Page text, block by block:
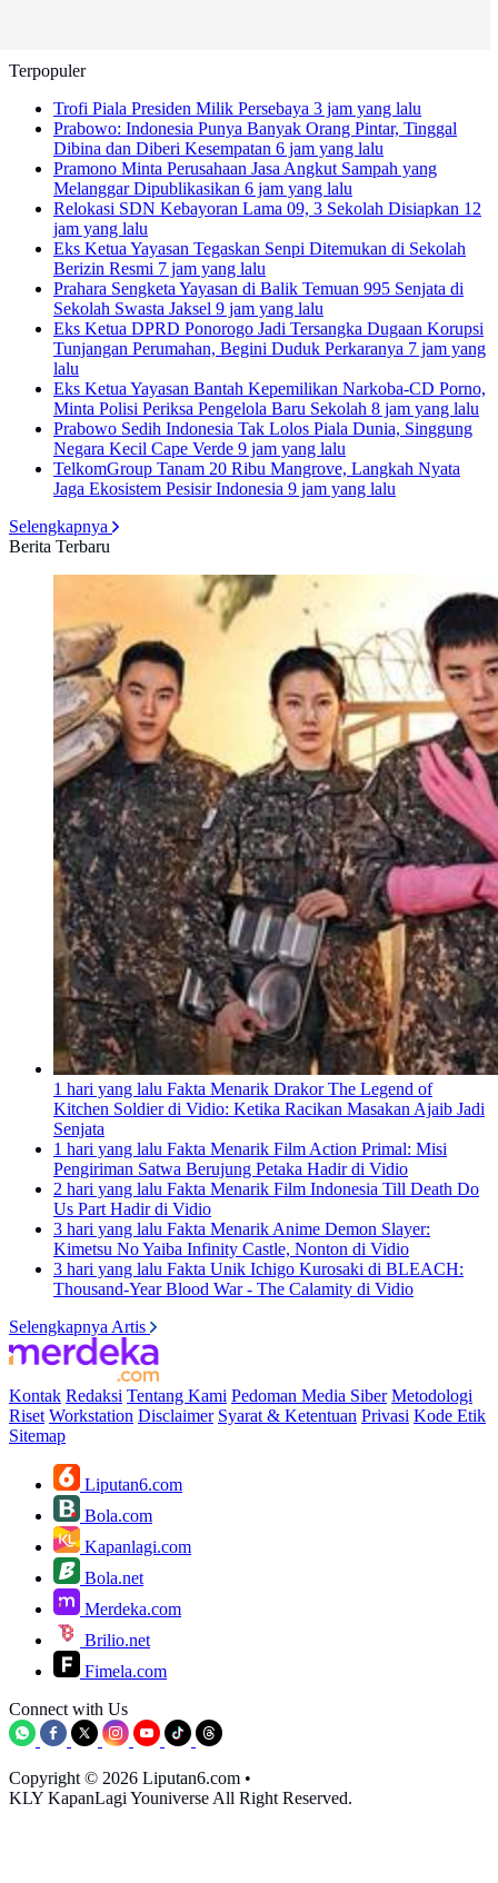
Terpopuler
Trofi Piala Presiden Milik Persebaya 3 jam yang lalu
Prabowo: Indonesia Punya Banyak Orang Pintar, Tinggal
Dibina dan Diberi Kesempatan 6 jam yang lalu
Pramono Minta Perusahaan Jasa Angkut Sampah yang
Melanggar Dipublikasikan 6 jam yang lalu
Relokasi SDN Kebayoran Lama 09, 3 Sekolah Disiapkan 12
jam yang lalu
Eks Ketua Yayasan Tegaskan Senpi Ditemukan di Sekolah
Berizin Resmi 7 jam yang lalu
Prahara Sengketa Yayasan di Balik Temuan 995 Senjata di
Sekolah Swasta Jaksel 9 jam yang lalu
Eks Ketua DPRD Ponorogo Jadi Tersangka Dugaan Korupsi
Tunjangan Perumahan, Begini Duduk Perkaranya 7 jam yang
lalu
Eks Ketua Yayasan Bantah Kepemilikan Narkoba-CD Porno,
Minta Polisi Periksa Pengelola Baru Sekolah 8 jam yang lalu
Prabowo Sedih Indonesia Tak Lolos Piala Dunia, Singgung
Negara Kecil Cape Verde 9 jam yang lalu
TelkomGroup Tanam 20 Ribu Mangrove, Langkah Nyata
Jaga Ekosistem Pesisir Indonesia 9 jam yang lalu
Selengkapnya
Berita Terbaru
1 hari yang lalu Fakta Menarik Drakor The Legend of
Kitchen Soldier di Vidio: Ketika Racikan Masakan Ajaib Jadi
Senjata
1 hari yang lalu Fakta Menarik Film Action Primal: Misi
Pengiriman Satwa Berujung Petaka Hadir di Vidio
2 hari yang lalu Fakta Menarik Film Indonesia Till Death Do
Us Part Hadir di Vidio
3 hari yang lalu Fakta Menarik Anime Demon Slayer:
Kimetsu No Yaiba Infinity Castle, Nonton di Vidio
3 hari yang lalu Fakta Unik Ichigo Kurosaki di BLEACH:
Thousand-Year Blood War - The Calamity di Vidio
Selengkapnya Artis
Kontak Redaksi Tentang Kami Pedoman Media Siber Metodologi
Riset Workstation Disclaimer Syarat & Ketentuan Privasi Kode Etik
Sitemap
Liputan6.com
Bola.com
Kapanlagi.com
Bola.net
Merdeka.com
Brilio.net
Fimela.com
Connect with Us
Copyright © 2026 Liputan6.com •
KLY KapanLagi Youniverse All Right Reserved.